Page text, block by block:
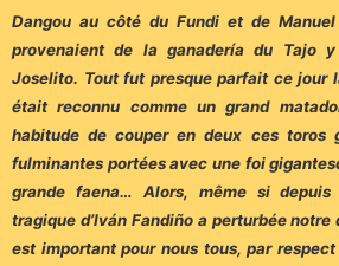
Dangou au côté du Fundi et de
provenaient de la ganadería du Tajo
Joselito. Tout fut presque parfait ce jour
était reconnu comme un grand
habitude de couper en deux ces toros
fulminantes portées avec une foi
grande faena… Alors, même si
tragique d’Iván Fandiño a perturbée notre
est important pour nous tous, par